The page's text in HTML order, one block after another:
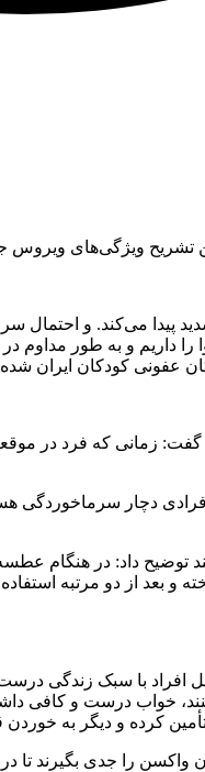
ویژگی‌های ویروس
می‌کند. و احتمال
داریم و به طور مداوم
عفونی کودکان ایران
زمانی که فرد در
دچار سرماخوردگی
داد: در هنگام
از دو مرتبه
با سبک زندگی درست
خواب درست و کافی
کرده و دیگر به
واکسن را جدی بگیرند